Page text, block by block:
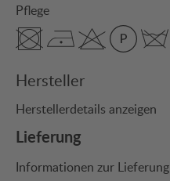
Pflege
Hersteller
Herstellerdetails anzeigen
Lieferung
Informationen zur Lieferung